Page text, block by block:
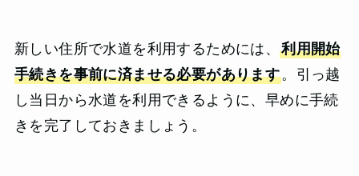
新しい住所で水道を利用するためには、利用開始
手続きを事前に済ませる必要があります。引っ越
し当日から水道を利用できるように、早めに手続
きを完了しておきましょう。